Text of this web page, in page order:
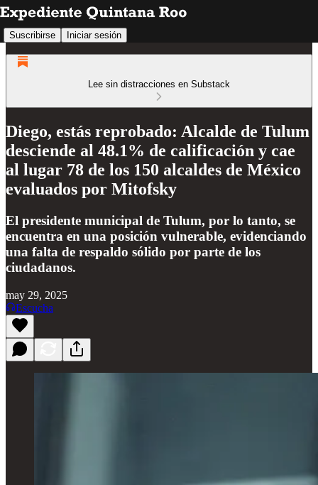
Suscribirse Iniciar sesión
Lee sin distracciones en Substack
Diego, estás reprobado: Alcalde de Tulum
desciende al 48.1% de calificación y cae
al lugar 78 de los 150 alcaldes de México
evaluados por Mitofsky
El presidente municipal de Tulum, por lo tanto, se
encuentra en una posición vulnerable, evidenciando
una falta de respaldo sólido por parte de los
ciudadanos.
may 29, 2025
Escucha